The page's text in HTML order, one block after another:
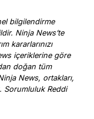
bilgilendirme
Ninja News’te
kararlarınızı
içeriklerine göre
doğan tüm
News, ortakları,
Sorumluluk Reddi